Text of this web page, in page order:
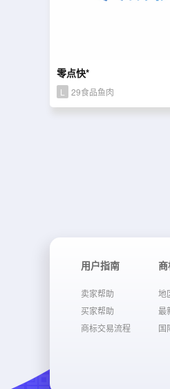
零点快*
L 29食品鱼肉
用户指南
卖家帮助
买家帮助
商标交易流程
地
最
国